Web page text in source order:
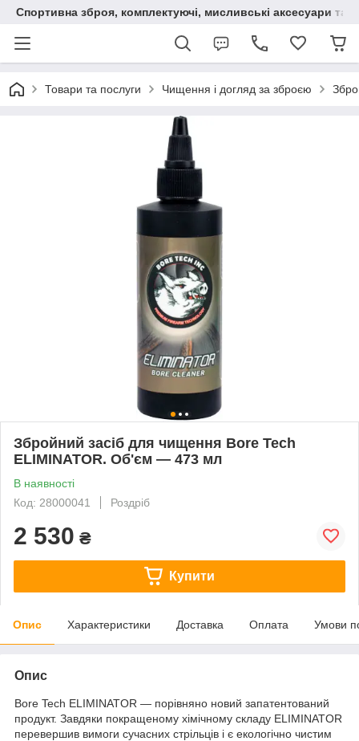
Спортивна зброя, комплектуючі, мисливські аксесуари та
Товари та послуги Чищення і догляд за зброєю
Збройний засіб для чищення Bore Tech
ELIMINATOR. Об'єм — 473 мл
В наявності
Код: 28000041
Роздріб
2 530 ₴
Купити
Опис Характеристики Доставка Оплата Умови
Опис
Bore Tech ELIMINATOR — порівняно новий запатентований
продукт. Завдяки покращеному хімічному складу ELIMINATOR
перевершив вимоги сучасних стрільців і є екологічно чистим